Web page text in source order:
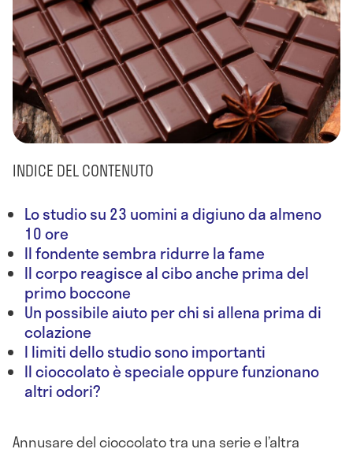
INDICE DEL CONTENUTO
Lo studio su 23 uomini a digiuno da almeno
10 ore
Il fondente sembra ridurre la fame
Il corpo reagisce al cibo anche prima del
primo boccone
Un possibile aiuto per chi si allena prima di
colazione
I limiti dello studio sono importanti
Il cioccolato è speciale oppure funzionano
altri odori?
Annusare del cioccolato tra una serie e l’altra